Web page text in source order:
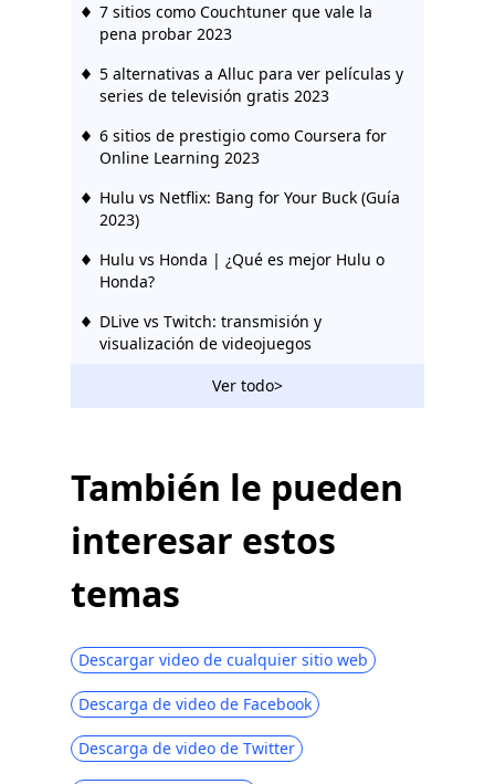
7 sitios como Couchtuner que vale la
pena probar 2023
5 alternativas a Alluc para ver películas y
series de televisión gratis 2023
6 sitios de prestigio como Coursera for
Online Learning 2023
Hulu vs Netflix: Bang for Your Buck (Guía
2023)
Hulu vs Honda | ¿Qué es mejor Hulu o
Honda?
DLive vs Twitch: transmisión y
visualización de videojuegos
Las 10 mejores alternativas de palomitas
de maíz en todas las plataformas
Sitios como FMovies | Descargar desde
FMovies Alternatives
KimCartoon para ver dibujos animados
2023
Las 10 mejores alternativas de TV para
terrarios | 2023 más nuevo
Los 6 mejores sitios gratuitos como
123Movies [2023]
Los 5 mejores sitios web de drama
Ver todo>
También le pueden
interesar estos
temas
Descargar video de cualquier sitio web
Descarga de video de Facebook
Descarga de video de Twitter